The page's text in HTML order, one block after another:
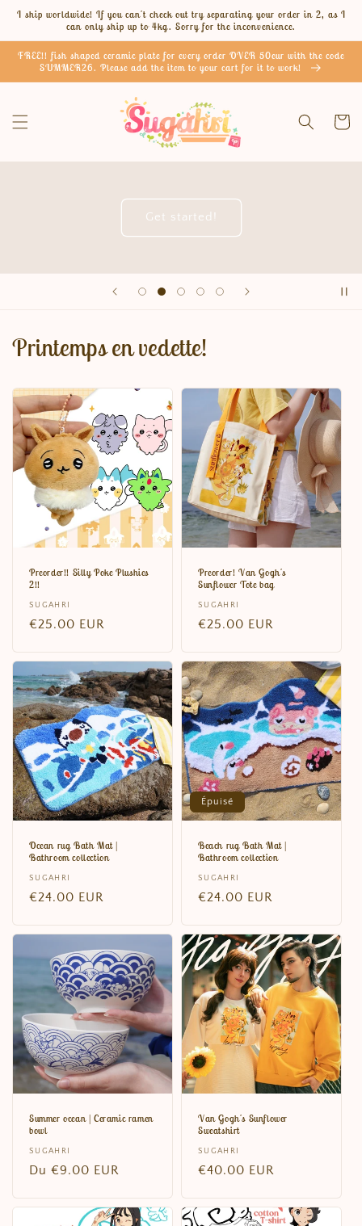
passer
I ship worldwide! If you can't check out try separating your order in 2, as I
can only ship up to 4kg. Sorry for the inconvenience.
FREE!! fish shaped ceramic plate for every order OVER 50eur with the code
SUMMER26. Please add the item to your cart for it to work!
Panier
Get started!
Printemps en vedette!
Preorder!! Silly Poke Plushies
2!!
Distributeur :
SUGAHRI
Prix
€25.00 EUR
Preorder! Van Gogh's
Sunflower Tote bag
Distributeur :
SUGAHRI
Prix
€25.00 EUR
Ocean rug Bath Mat |
Bathroom collection
Distributeur :
SUGAHRI
Prix
€24.00 EUR
Épuisé
Beach rug Bath Mat |
Bathroom collection
Distributeur :
SUGAHRI
Prix
€24.00 EUR
Summer ocean | Ceramic ramen
bowl
Distributeur :
SUGAHRI
Prix
Du €9.00 EUR
Van Gogh's Sunflower
Sweatshirt
Distributeur :
SUGAHRI
Prix
€40.00 EUR